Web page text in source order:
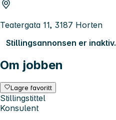
Teatergata 11, 3187 Horten
Stillingsannonsen er inaktiv.
Om jobben
Lagre favoritt
Stillingstittel
Konsulent